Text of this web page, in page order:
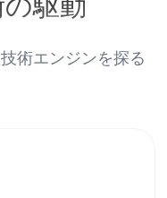
駆動
術エンジンを探る